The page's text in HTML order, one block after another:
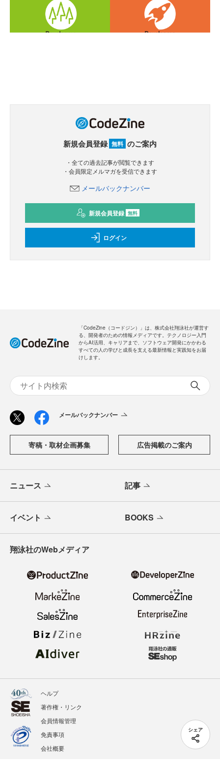
シェア
新規会員登録 無料 のご案内
・全ての過去記事が閲覧できます
・会員限定メルマガを受信できます
メールバックナンバー
新規会員登録 無料
ログイン
「CodeZine（コードジン）」は、株式会社翔泳社が運営す
る、開発者のための情報メディアです。テクノロジー入門
からAI活用、キャリアまで、ソフトウェア開発にかかわる
すべての人の学びと成長を支える最新情報と実践知をお届
けします。
メールバックナンバー
寄稿・取材企画募集 広告掲載のご案内
ニュース 記事
イベント BOOKS
翔泳社のWebメディア
ヘルプ
著作権・リンク
会員情報管理
免責事項
会社概要